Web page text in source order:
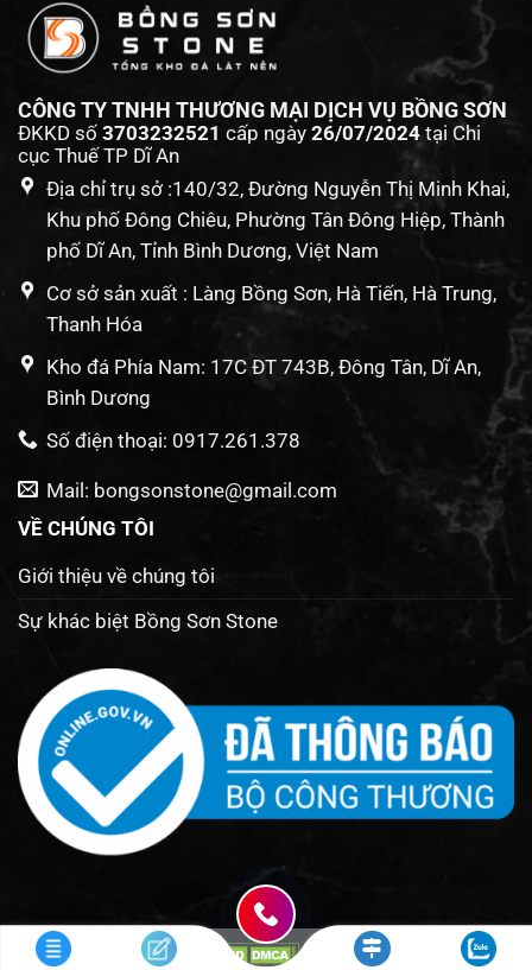
CÔNG TY TNHH THƯƠNG MẠI DỊCH VỤ BỒNG SƠN
ĐKKD số 3703232521 cấp ngày 26/07/2024tại Chi
cục Thuế TP Dĩ An
Địa chỉ trụ sở :140/32, Đường Nguyễn Thị Minh Khai,
Khu phố Đông Chiêu, Phường Tân Đông Hiệp, Thành
phố Dĩ An, Tỉnh Bình Dương, Việt Nam
Cơ sở sản xuất : Làng Bồng Sơn, Hà Tiến, Hà Trung,
Thanh Hóa
Kho đá Phía Nam: 17C ĐT 743B, Đông Tân, Dĩ An,
Bình Dương
Số điện thoại: 0917.261.378
Mail: bongsonstone@gmail.com
VỀ CHÚNG TÔI
Giới thiệu về chúng tôi
Sự khác biệt Bồng Sơn Stone
Thiết kế 2026 © . Thiết kế bởi : Đông Nam